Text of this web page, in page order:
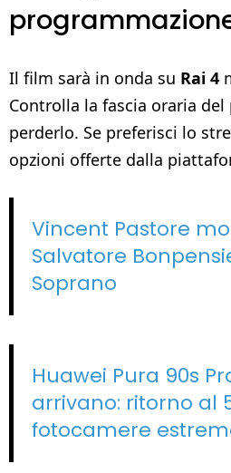
Il film sarà in onda su Rai 4
Controlla la fascia oraria
perderlo. Se preferisci lo
opzioni offerte dalla
Vincent Pastore
Salvatore
Soprano
Huawei Pura 90s
arrivano: ritorno al
fotocamere